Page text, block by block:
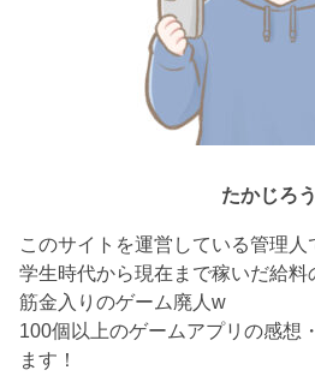
たかじろう
このサイトを運営している管理人
学生時代から現在まで稼いだ給
筋金入りのゲーム廃人w
100個以上のゲームアプリの感想
ます！